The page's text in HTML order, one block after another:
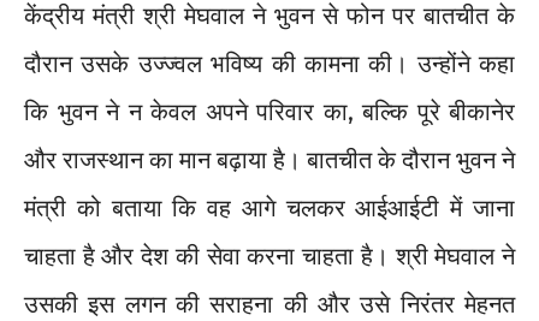
केंद्रीय मंत्री श्री मेघवाल ने भुवन से फोन पर बातचीत के
दौरान उसके उज्ज्वल भविष्य की कामना की। उन्होंने कहा
कि भुवन ने न केवल अपने परिवार का, बल्कि पूरे बीकानेर
और राजस्थान का मान बढ़ाया है। बातचीत के दौरान भुवन ने
मंत्री को बताया कि वह आगे चलकर आईआईटी में जाना
चाहता है और देश की सेवा करना चाहता है। श्री मेघवाल ने
उसकी इस लगन की सराहना की और उसे निरंतर मेहनत